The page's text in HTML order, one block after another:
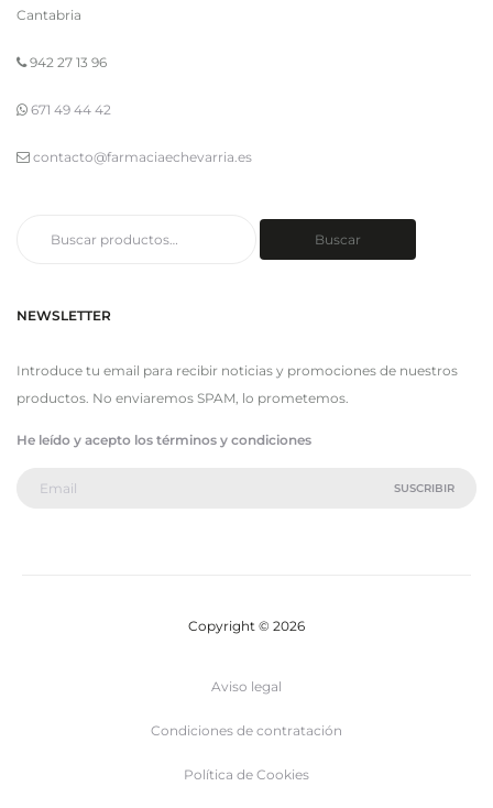
Cantabria
942 27 13 96
671 49 44 42
contacto@farmaciaechevarria.es
Buscar
NEWSLETTER
Introduce tu email para recibir noticias y promociones de nuestros
productos. No enviaremos SPAM, lo prometemos.
He leído y acepto los términos y condiciones
Copyright © 2026
Aviso legal
Condiciones de contratación
Política de Cookies